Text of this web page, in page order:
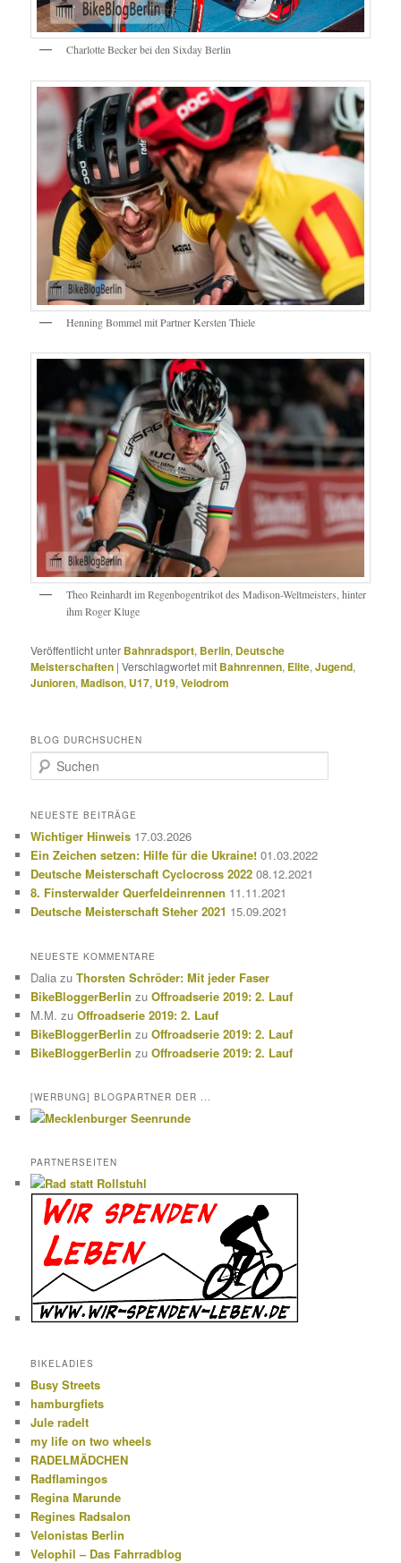
Charlotte Becker bei den Sixday Berlin
Henning Bommel mit Partner Kersten Thiele
Theo Reinhardt im Regenbogentrikot des Madison-Weltmeisters, hinter
ihm Roger Kluge
Veröffentlicht unter Bahnradsport, Berlin, Deutsche
Meisterschaften |Verschlagwortet mit Bahnrennen, Elite,Jugend,
Junioren,Madison, U17, U19,Velodrom
BLOG DURCHSUCHEN
u
h
n
NEUESTE BEITRÄGE
Wichtiger Hinweis 17.03.2026
Ein Zeichen setzen: Hilfe für die Ukraine! 01.03.2022
Deutsche Meisterschaft Cyclocross 2022 08.12.2021
8. Finsterwalder Querfeldeinrennen 11.11.2021
Deutsche Meisterschaft Steher 2021 15.09.2021
NEUESTE KOMMENTARE
Dalia zuThorsten Schröder: Mit jeder Faser
BikeBloggerBerlin zuOffroadserie 2019: 2. Lauf
M.M. zuOffroadserie 2019: 2. Lauf
BikeBloggerBerlin zuOffroadserie 2019: 2. Lauf
BikeBloggerBerlin zuOffroadserie 2019: 2. Lauf
[WERBUNG] BLOGPARTNER DER ...
PARTNERSEITEN
BIKELADIES
Busy Streets
hamburgfiets
Jule radelt
my life on two wheels
RADELMÄDCHEN
Radflamingos
Regina Marunde
Regines Radsalon
Velonistas Berlin
Velophil – Das Fahrradblog